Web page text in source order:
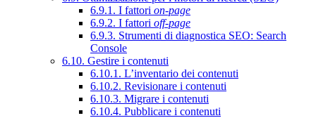
6.9.1. I fattori on-page
6.9.2. I fattori off-page
6.9.3. Strumenti di diagnostica SEO: Search
Console
6.10. Gestire i contenuti
6.10.1. L’inventario dei contenuti
6.10.2. Revisionare i contenuti
6.10.3. Migrare i contenuti
6.10.4. Pubblicare i contenuti